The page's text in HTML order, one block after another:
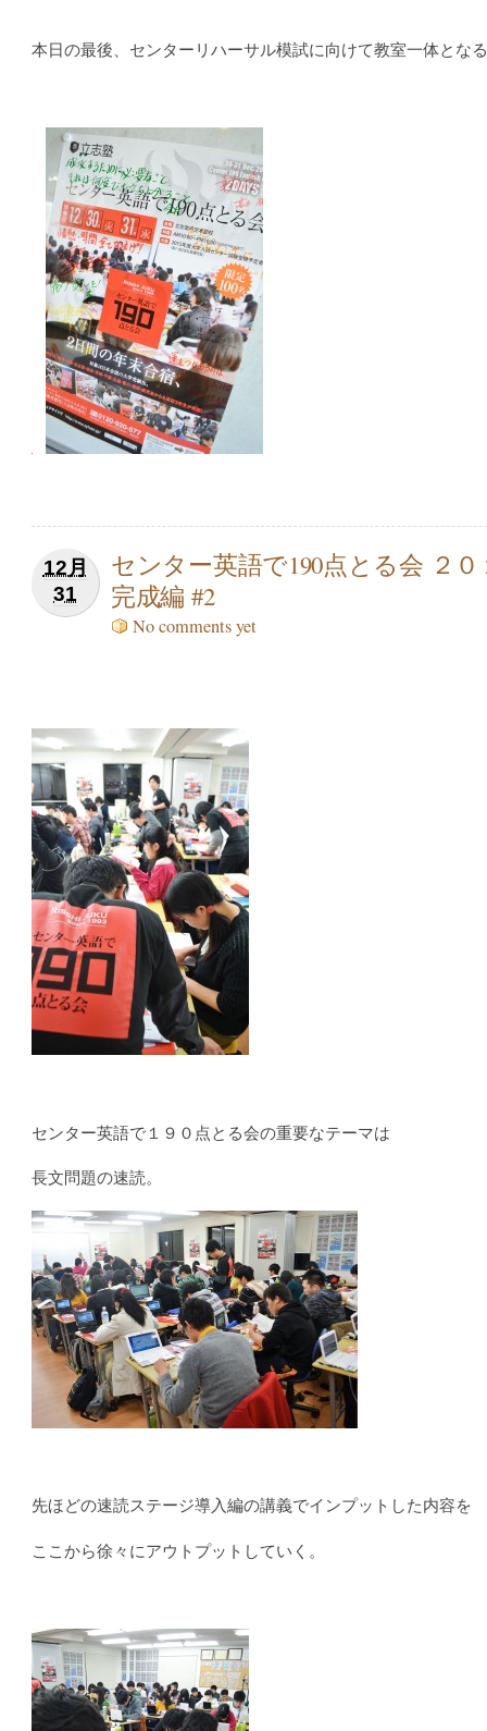
本日の最後、センターリハーサル模試に向けて教室一体とな
12月
31
センター英語で190点とる会 ２０
完成編 #2
No comments yet
センター英語で１９０点とる会の重要なテーマは
長文問題の速読。
先ほどの速読ステージ導入編の講義でインプットした内容を
ここから徐々にアウトプットしていく。